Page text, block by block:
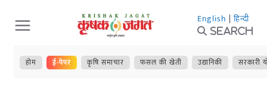
Skip
to
content
English | हिन्दी
Search
होम ई-पेपर कृषि समाचार फसल की खेती उद्यानिकी सरकारी